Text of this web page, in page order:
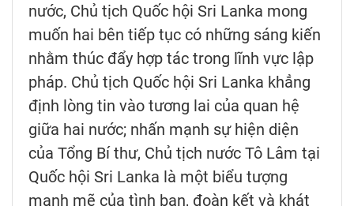
nước, Chủ tịch Quốc hội Sri Lanka mong
muốn hai bên tiếp tục có những sáng kiến
nhằm thúc đẩy hợp tác trong lĩnh vực lập
pháp. Chủ tịch Quốc hội Sri Lanka khẳng
định lòng tin vào tương lai của quan hệ
giữa hai nước; nhấn mạnh sự hiện diện
của Tổng Bí thư, Chủ tịch nước Tô Lâm tại
Quốc hội Sri Lanka là một biểu tượng
mạnh mẽ của tình bạn, đoàn kết và khát